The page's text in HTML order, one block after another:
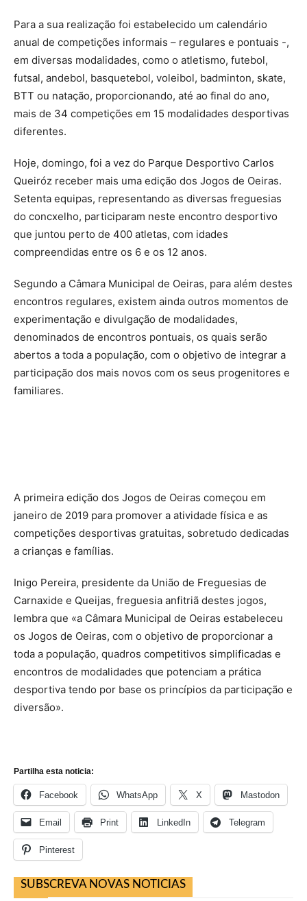
Para a sua realização foi estabelecido um calendário
anual de competições informais – regulares e pontuais -,
em diversas modalidades, como o atletismo, futebol,
futsal, andebol, basquetebol, voleibol, badminton, skate,
BTT ou natação, proporcionando, até ao final do ano,
mais de 34 competições em 15 modalidades desportivas
diferentes.
Hoje, domingo, foi a vez do Parque Desportivo Carlos
Queiróz receber mais uma edição dos Jogos de Oeiras.
Setenta equipas, representando as diversas freguesias
do concxelho, participaram neste encontro desportivo
que juntou perto de 400 atletas, com idades
compreendidas entre os 6 e os 12 anos.
Segundo a Câmara Municipal de Oeiras, para além destes
encontros regulares, existem ainda outros momentos de
experimentação e divulgação de modalidades,
denominados de encontros pontuais, os quais serão
abertos a toda a população, com o objetivo de integrar a
participação dos mais novos com os seus progenitores e
familiares.
A primeira edição dos Jogos de Oeiras começou em
janeiro de 2019 para promover a atividade física e as
competições desportivas gratuitas, sobretudo dedicadas
a crianças e famílias.
Inigo Pereira, presidente da União de Freguesias de
Carnaxide e Queijas, freguesia anfitriã destes jogos,
lembra que «a Câmara Municipal de Oeiras estabeleceu
os Jogos de Oeiras, com o objetivo de proporcionar a
toda a população, quadros competitivos simplificadas e
encontros de modalidades que potenciam a prática
desportiva tendo por base os princípios da participação e
diversão».
Partilha esta noticia:
Facebook WhatsApp X Mastodon
Email Print LinkedIn Telegram
Pinterest
SUBSCREVA NOVAS NOTICIAS